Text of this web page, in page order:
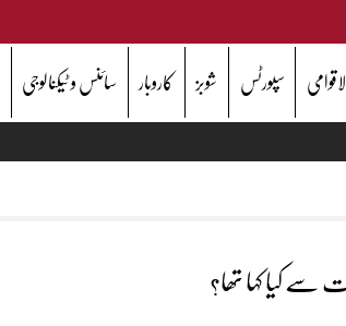
سپورٹس شوبز کاروبار سائنس و ٹیکنالوجی
کیا کہا تھا؟